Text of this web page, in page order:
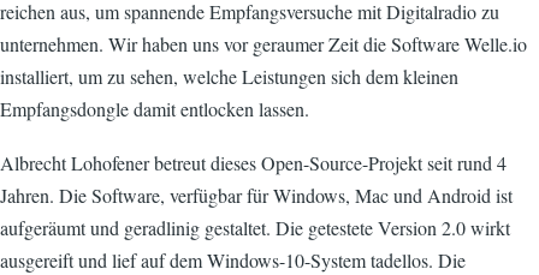
reichen aus, um spannende Empfangsversuche mit Digitalradio zu
unternehmen. Wir haben uns vor geraumer Zeit die Software Welle.io
installiert, um zu sehen, welche Leistungen sich dem kleinen
Empfangsdongle damit entlocken lassen.
Albrecht Lohofener betreut dieses Open-Source-Projekt seit rund 4
Jahren. Die Software, verfügbar für Windows, Mac und Android ist
aufgeräumt und geradlinig gestaltet. Die getestete Version 2.0 wirkt
ausgereift und lief auf dem Windows-10-System tadellos. Die